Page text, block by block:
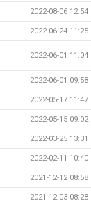
2022-08-06 12:54
2022-06-24 11:25
2022-06-01 11:04
2022-06-01 09:58
2022-05-17 11:47
2022-05-15 09:02
2022-03-25 13:31
2022-02-11 10:40
2021-12-12 08:58
2021-12-03 08:28